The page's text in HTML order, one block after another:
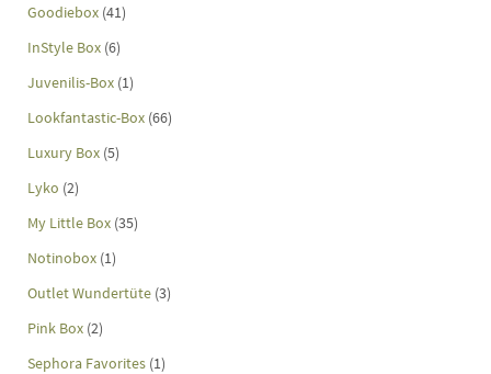
Goodiebox (41)
InStyle Box (6)
Juvenilis-Box (1)
Lookfantastic-Box (66)
Luxury Box (5)
Lyko (2)
My Little Box (35)
Notinobox (1)
Outlet Wundertüte (3)
Pink Box (2)
Sephora Favorites (1)